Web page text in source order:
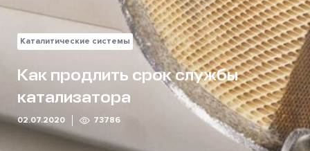
Каталитические системы
Как продлить срок службы
катализатора
02.07.2020 73786